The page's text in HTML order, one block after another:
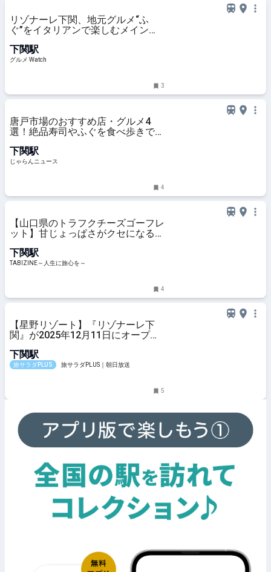
リゾナーレ下関、地元グルメ“ふ
ぐ”をイタリアンで楽しむメインダ
ュー」提供中
下関駅
グルメ Watch
3
唐戸市場のおすすめ店・グルメ4
選！絶品寿司やふぐを食べ歩きで楽
んニュース
下関駅
じゃらんニュース
4
【山口県のトラフクチーズゴーフレ
ット】甘じょっぱさがクセになるお
心を～
下関駅
TABIZINE～人生に旅心を～
4
【星野リゾート】『リゾナーレ下
関』が2025年12月11日にオープ
をコンセプトにした全容をご紹介 ♪
下関駅
旅サラダPLUS 旅サラダPLUS｜朝日放送
5